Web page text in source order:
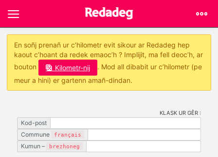
En soñj prenañ ur c’hilometr evit sikour ar Redadeg hep
kaout c’hoant da redek emaoc’h ? Implijit, ma fell deoc’h, ar
bouton
Kilometr-nij
. Mod all dibabit ur c’hilometr (pe
meur a hini) er gartenn amañ-dindan.
KLASK UR GÊR :
Kod-post
Commune
français
Kumun – brezhoneg